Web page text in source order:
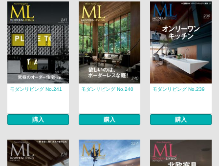
モダンリビング No.241
購入
モダンリビング No.240
購入
モダンリビング No.239
購入